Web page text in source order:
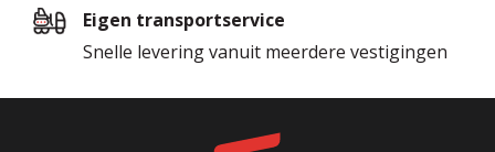
Eigen transportservice
Snelle levering vanuit meerdere vestigingen